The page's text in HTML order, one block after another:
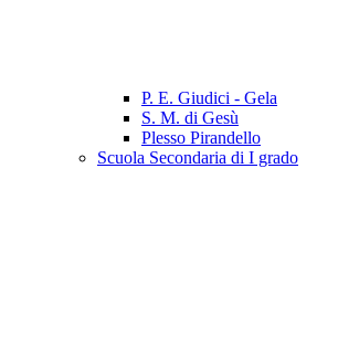
P. E. Giudici - Gela
S. M. di Gesù
Plesso Pirandello
Scuola Secondaria di I grado